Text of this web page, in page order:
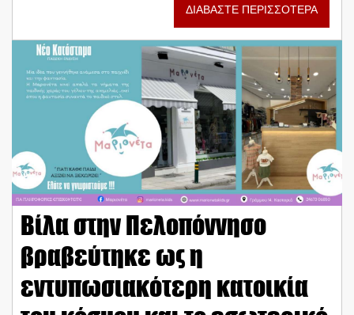
ΔΙΑΒΑΣΤΕ ΠΕΡΙΣΣΟΤΕΡΑ
Βίλα στην Πελοπόννησο
βραβεύτηκε ως η
εντυπωσιακότερη κατοικία